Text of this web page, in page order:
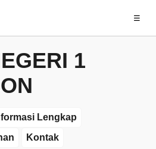
☰
1
Lengkap
Kontak